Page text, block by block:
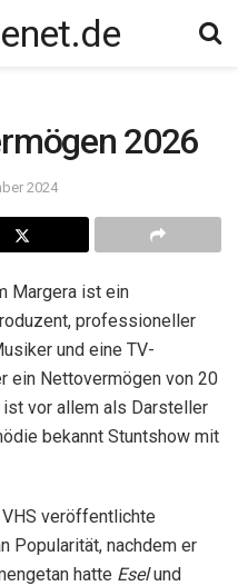
2026
2024
Margera ist ein
professioneller
und eine TV-
ein Nettovermögen von 20
vor allem als Darsteller
bekannt Stuntshow mit
veröffentlichte
Popularität, nachdem er
hatte Eselund